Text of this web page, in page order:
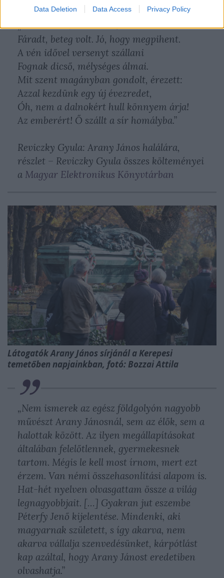
Data Deletion Data Access Privacy Policy
„Nem a költőért sírok. Ő mienk.
Fáradt, beteg volt. Jó, hogy megpihent.
A vén idővel versenyt szállani
Fognak dicső, mélységes álmai.
Mit szent magányban gondolt, érezett:
Azzal kezdünk egy új évezredet,
Óh, nem a dalnokért hull könnyem árja!
Az emberért! Ő szállt a sír homályba.”
Reviczky Gyula: Arany János halálára,
részlet – Reviczky Gyula összes költeményei
a Magyar Elektronikus Könyvtárban
Látogatók Arany János sírjánál a Kerepesi
temetőben napjainkban, fotó: Bozzai Attila
„Nem ismerek az egész földgolyón nagyobb
művészt Arany Jánosnál, sem az élők, sem a
halottak között. Az ilyen megállapításokat
általában felelőtlennek, gyermekesnek
tartom. Mégis le kell most írnom, mert ezt
érzem. Van némi összehasonlítási alapom is.
Hat-hét nyelven olvasgattam össze a világ
legnagyobbjait. […] Gyakran jut eszembe
Péterfy Jenő kijelentése. Mindenki, aki
magyarnak született, s így akarva, nem
akarva vállalja szenvedésünket, kárpótlást
kap azáltal, hogy Arany Jánost eredetiben
olvashatja.”